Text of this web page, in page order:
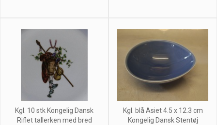
Kgl. 10 stk Kongelig Dansk
Riflet tallerken med bred
Kgl. blå Asiet 4.5 x 12.3 cm
Kongelig Dansk Stentøj